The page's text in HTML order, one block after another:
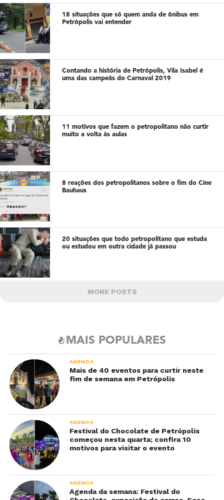
18 situações que só quem anda de ônibus em
Petrópolis vai entender
Contando a história de Petrópolis, Vila Isabel é
uma das campeãs do Carnaval 2019
11 motivos que fazem o petropolitano não curtir
muito a volta às aulas
8 reações dos petropolitanos sobre o fim do Cine
Bauhaus
20 situações que todo petropolitano que estuda
ou estudou em outra cidade já passou
MORE POSTS
MAIS POPULARES
AGENDA
Mais de 40 eventos para curtir neste
fim de semana em Petrópolis
AGENDA
Festival do Chocolate de Petrópolis
começou nesta quarta; confira 10
motivos para visitar o evento
AGENDA
Agenda da semana: Festival do